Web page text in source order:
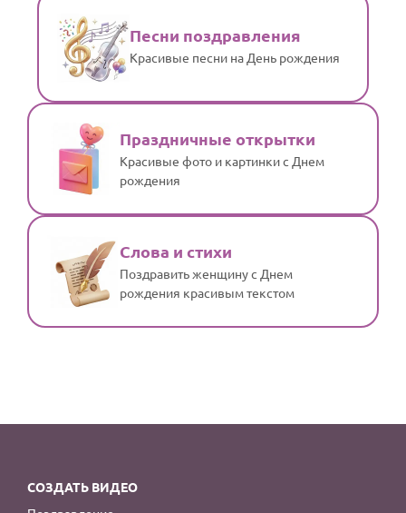
Песни поздравления
Красивые песни на День рождения
Праздничные открытки
Красивые фото и картинки с Днем
рождения
Слова и стихи
Поздравить женщину с Днем
рождения красивым текстом
СОЗДАТЬ ВИДЕО